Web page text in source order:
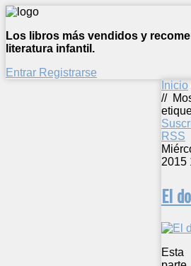
Los libros más vendidos y
literatura infantil.
Entrar Registrarse
Inicio
//
RSS
2015
El
Esta